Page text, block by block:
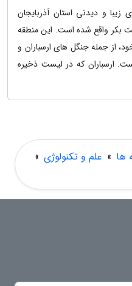
زیبا و دیدنی استان آذربایجان
بکر واقع شده است. این منطقه
از جمله جنگل های ارسباران و
ارسباران که در لیست ذخیره
ها » علم و تکنولوژی »